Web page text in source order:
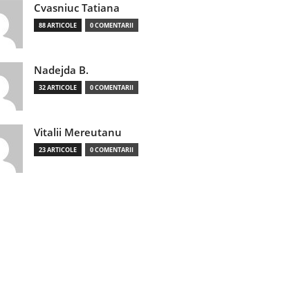
Cvasniuc Tatiana
88 ARTICOLE 0 COMENTARII
Nadejda B.
32 ARTICOLE 0 COMENTARII
Vitalii Mereutanu
23 ARTICOLE 0 COMENTARII